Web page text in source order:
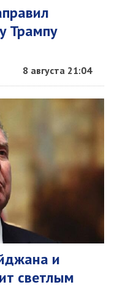
Трампу
8 августа 21:04
и
светлым